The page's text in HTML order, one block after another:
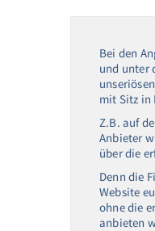
Bei den
und unter
mit Sitz in
Z.B. auf
Anbieter
über die
Denn die
Website
ohne die
anbieten